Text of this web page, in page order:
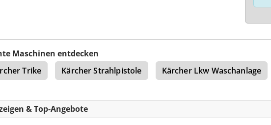
Maschinen entdecken
Trike Kärcher Strahlpistole Kärcher Lkw Waschanlage
& Top-Angebote